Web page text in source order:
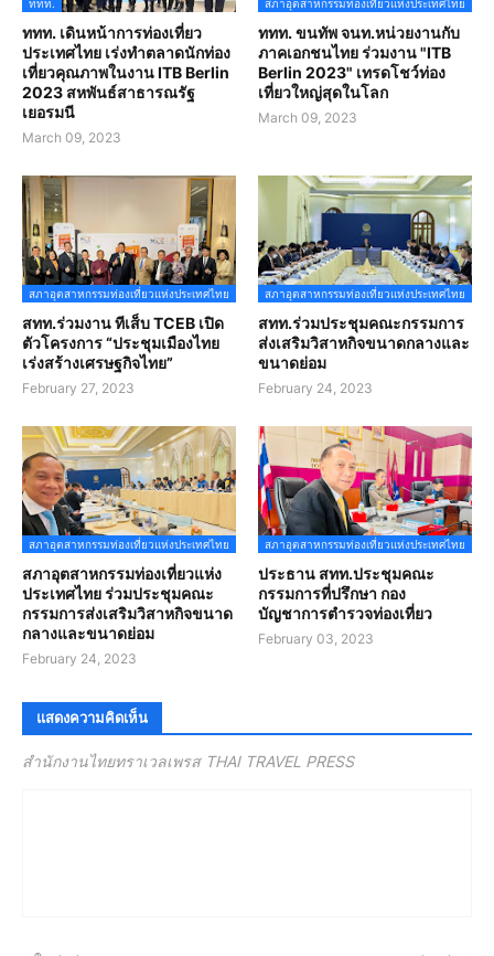
ททท.
ททท. เดินหน้าการท่องเที่ยว
ประเทศไทย เร่งทำตลาดนักท่อง
เที่ยวคุณภาพในงาน ITB Berlin
2023 สหพันธ์สาธารณรัฐ
เยอรมนี
March 09, 2023
สภาอุตสาหกรรมท่องเที่ยวแห่งประเทศไทย
ททท. ขนทัพ จนท.หน่วยงานกับ
ภาคเอกชนไทย ร่วมงาน "ITB
Berlin 2023" เทรดโชว์ท่อง
เที่ยวใหญ่สุดในโลก
March 09, 2023
สภาอุตสาหกรรมท่องเที่ยวแห่งประเทศไทย
สทท.ร่วมงาน ทีเส็บ TCEB เปิด
ตัวโครงการ “ประชุมเมืองไทย
เร่งสร้างเศรษฐกิจไทย”
February 27, 2023
สภาอุตสาหกรรมท่องเที่ยวแห่งประเทศไทย
สทท.ร่วมประชุมคณะกรรมการ
ส่งเสริมวิสาหกิจขนาดกลางและ
ขนาดย่อม
February 24, 2023
สภาอุตสาหกรรมท่องเที่ยวแห่งประเทศไทย
สภาอุตสาหกรรมท่องเที่ยวแห่ง
ประเทศไทย ร่วมประชุมคณะ
กรรมการส่งเสริมวิสาหกิจขนาด
กลางและขนาดย่อม
February 24, 2023
สภาอุตสาหกรรมท่องเที่ยวแห่งประเทศไทย
ประธาน สทท.ประชุมคณะ
กรรมการที่ปรึกษา กอง
บัญชาการตำรวจท่องเที่ยว
February 03, 2023
แสดงความคิดเห็น
สำนักงานไทยทราเวลเพรส THAI TRAVEL PRESS